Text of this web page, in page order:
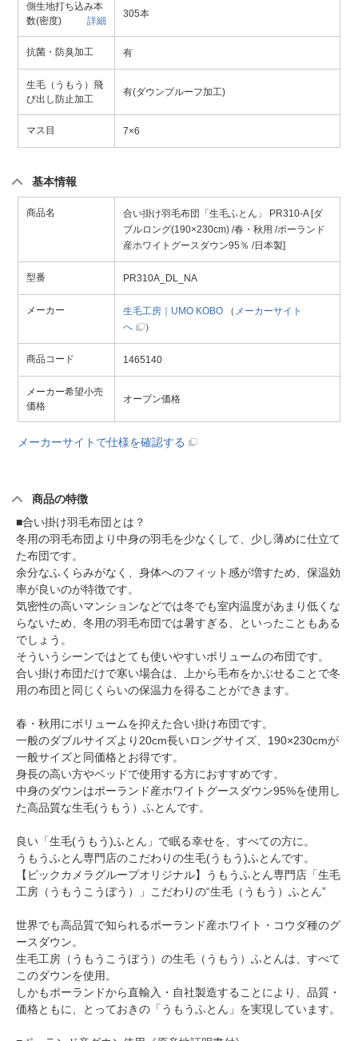
側生地打ち込み本
数(密度)
詳細
305本
抗菌・防臭加工 有
生毛（うもう）飛
び出し防止加工
有(ダウンプルーフ加工)
マス目 7×6
基本情報
商品名
合い掛け羽毛布団「生毛ふとん」 PR310-A [ダ
ブルロング(190×230cm) /春・秋用 /ポーランド
産ホワイトグースダウン95％ /日本製]
型番 PR310A_DL_NA
メーカー 生毛工房｜UMO KOBO （ メーカーサイト
へ
）
商品コード 1465140
メーカー希望小売
価格
オープン価格
メーカーサイトで仕様を確認する
商品の特徴
■合い掛け羽毛布団とは？
冬用の羽毛布団より中身の羽毛を少なくして、少し薄めに仕立て
た布団です。
余分なふくらみがなく、身体へのフィット感が増すため、保温効
率が良いのが特徴です。
気密性の高いマンションなどでは冬でも室内温度があまり低くな
らないため、冬用の羽毛布団では暑すぎる、といったこともある
でしょう。
そういうシーンではとても使いやすいボリュームの布団です。
合い掛け布団だけで寒い場合は、上から毛布をかぶせることで冬
用の布団と同じくらいの保温力を得ることができます。
春・秋用にボリュームを抑えた合い掛け布団です。
一般のダブルサイズより20cm長いロングサイズ、190×230cmが
一般サイズと同価格とお得です。
身長の高い方やベッドで使用する方におすすめです。
中身のダウンはポーランド産ホワイトグースダウン95%を使用し
た高品質な生毛(うもう）ふとんです。
良い「生毛(うもう)ふとん」で眠る幸せを、すべての方に。
うもうふとん専門店のこだわりの生毛(うもう)ふとんです。
【ビックカメラグループオリジナル】うもうふとん専門店「生毛
工房（うもうこうぼう）」こだわりの“生毛（うもう）ふとん”
世界でも高品質で知られるポーランド産ホワイト・コウダ種のグ
ースダウン。
生毛工房（うもうこうぼう）の生毛（うもう）ふとんは、すべて
このダウンを使用。
しかもポーランドから直輸入・自社製造することにより、品質・
価格ともに、とっておきの「うもうふとん」を実現しています。